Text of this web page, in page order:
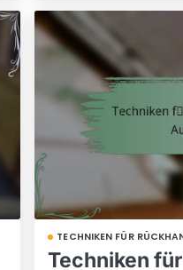
TECHNIKEN FÜR
Techniken